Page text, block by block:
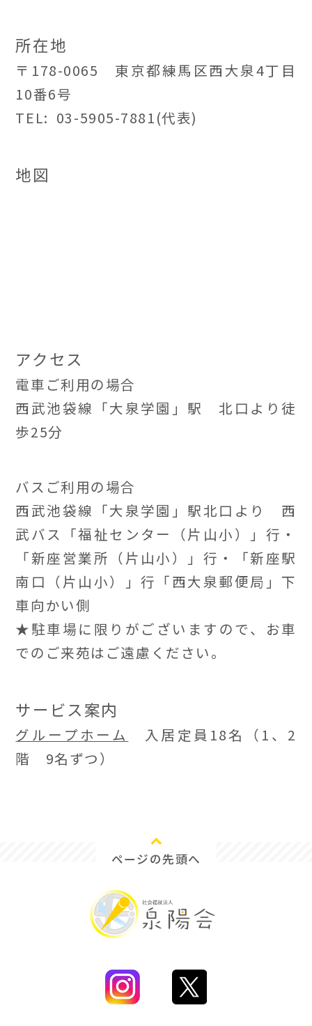
所在地
〒178-0065 東京都練馬区西大泉4丁目
10番6号
TEL: 03-5905-7881(代表)
地図
アクセス
電車ご利用の場合
西武池袋線「大泉学園」駅 北口より徒
歩25分
バスご利用の場合
西武池袋線「大泉学園」駅北口より 西
武バス「福祉センター（片山小）」行・
「新座営業所（片山小）」行・「新座駅
南口（片山小）」行「西大泉郵便局」下
車向かい側
★駐車場に限りがございますので、お車
でのご来苑はご遠慮ください。
サービス案内
グループホーム
入居定員18名（1、2
階 9名ずつ）
ページの先頭へ